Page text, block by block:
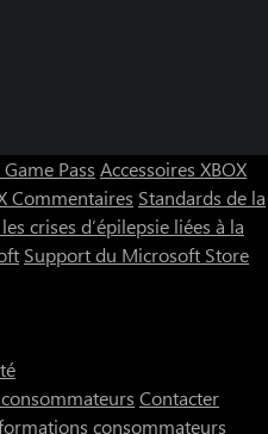
Game Pass Accessoires XBOX
Commentaires Standards de la
crises d’épilepsie liées à la
Support du Microsoft Store
Contacter
consommateurs